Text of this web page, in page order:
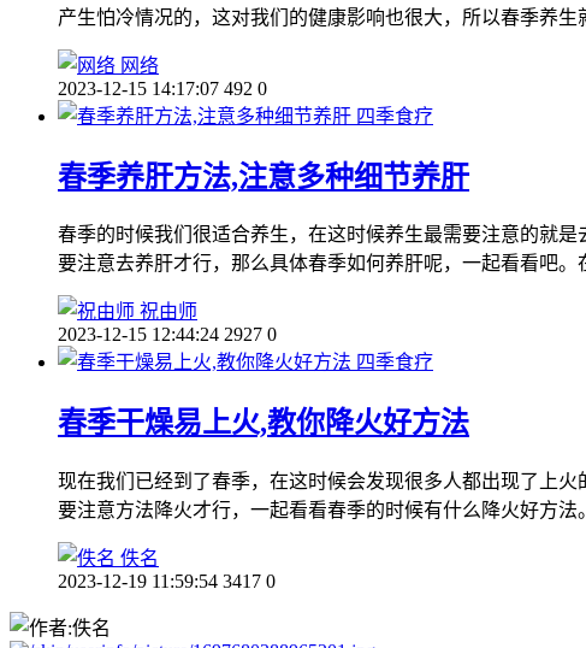
产生怕冷情况的，这对我们的健康影响也很大，所以春季养生
网络
2023-12-15 14:17:07 492 0
四季食疗
春季养肝方法,注意多种细节养肝
春季的时候我们很适合养生，在这时候养生最需要注意的就
要注意去养肝才行，那么具体春季如何养肝呢，一起看看吧
祝由师
2023-12-15 12:44:24 2927 0
四季食疗
春季干燥易上火,教你降火好方法
现在我们已经到了春季，在这时候会发现很多人都出现了上
要注意方法降火才行，一起看看春季的时候有什么降火好方
佚名
2023-12-19 11:59:54 3417 0